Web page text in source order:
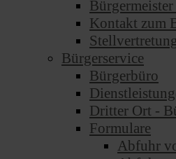
Kontakt zum
Bürgerservice
Bürgerbüro
Dritter Ort -
Formulare
Abfuhr